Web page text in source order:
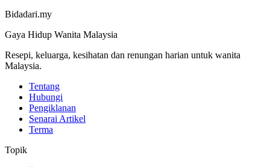
Bidadari.my
Gaya Hidup Wanita Malaysia
Resepi, keluarga, kesihatan dan renungan harian untuk wanita
Malaysia.
Tentang
Hubungi
Pengiklanan
Senarai Artikel
Terma
Topik